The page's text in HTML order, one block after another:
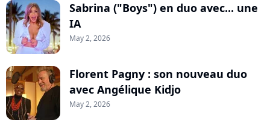
Sabrina ("Boys") en duo avec... une
IA
May 2, 2026
Florent Pagny : son nouveau duo
avec Angélique Kidjo
May 2, 2026